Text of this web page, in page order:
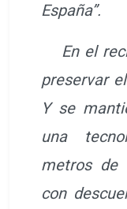
España”.
En el
preservar
Y se
una
metros de
con